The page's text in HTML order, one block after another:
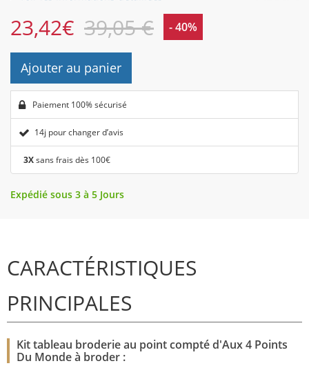
23,42€ 39,05 € - 40%
Ajouter au panier
Paiement 100% sécurisé
14j pour changer d’avis
3Xsans frais dès 100€
Expédié sous 3 à 5 Jours
CARACTÉRISTIQUES
PRINCIPALES
Kit tableau broderie au point compté d'Aux 4 Points
Du Monde à broder :